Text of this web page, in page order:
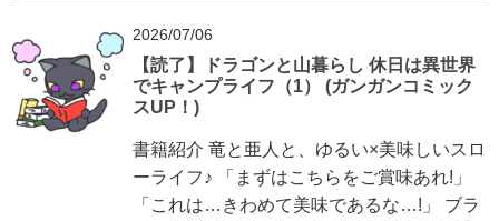
2026/07/06
【読了】ドラゴンと山暮らし 休日は異世界
でキャンプライフ（1） (ガンガンコミック
スUP！)
書籍紹介 竜と亜人と、ゆるい×美味しいスロ
ーライフ♪ 「まずはこちらをご賞味あれ!」
「これは…きわめて美味であるな…!」 ブラ